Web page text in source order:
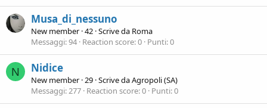
Musa_di_nessuno
New member ·42 ·Scrive da Roma
Messaggi 94 Reaction score 0 Punti 0
N Nidice
New member · 29 ·Scrive daAgropoli (SA)
Messaggi 277 Reaction score 0 Punti 0